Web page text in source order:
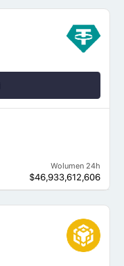
Wolumen 24h
$46,933,612,606